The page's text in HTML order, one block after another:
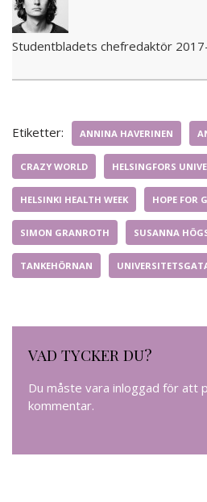
Studentbladets chefredaktör
Etiketter: ANNINA HAVERINEN
CRAZY WORLD HELSINGFORS
HELSINKI HEALTH WEEK HOPE FOR
SIMON GRANROTH SUSANNA
TANKEHÖRNAN
VAD TYCKER DU?
Du måste vara inloggad för att
kommentar.